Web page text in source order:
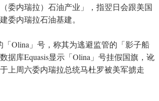
委内瑞拉）石油产业」，指翌日会跟美国
委内瑞拉石油基建。
Olina」号，称其为逃避监管的「影子船
据库Equasis显示「Olina」号挂假国旗，讹
上周六委内瑞拉总统马杜罗被美军掳走